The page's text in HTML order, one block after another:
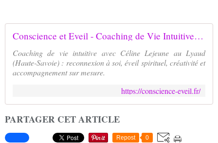
Conscience et Eveil - Coaching de Vie Intuitive en Haute-Savoie
Coaching de vie intuitive avec Céline Lejeune au Lyaud
(Haute-Savoie) : reconnexion à soi, éveil spirituel, créativité et
accompagnement sur mesure.
https://conscience-eveil.fr/
PARTAGER CET ARTICLE
Repost 0